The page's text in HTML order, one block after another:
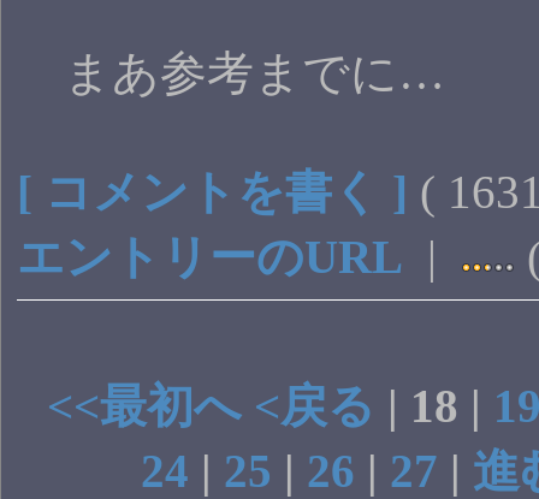
まあ参考までに…
[ コメントを書く ] (
エントリーのURL |
<<最初へ <戻る | 18 |
24 | 25 | 26 | 27 | 進